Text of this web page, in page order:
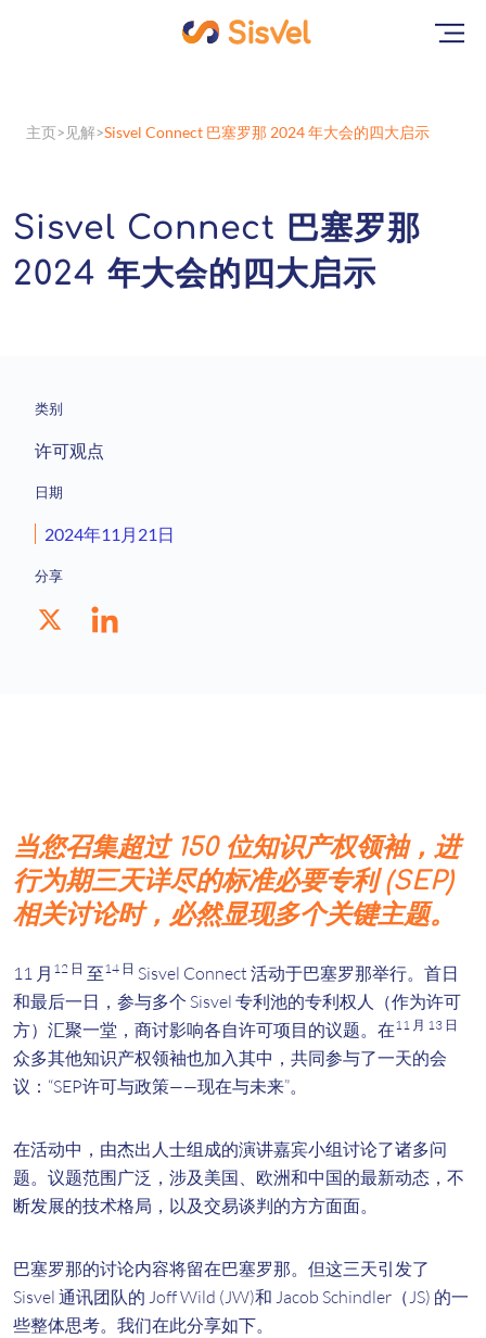
主页 见解 Sisvel Connect 巴塞罗那 2024 年大会的四大启示
Sisvel Connect 巴塞罗那
2024 年大会的四大启示
类别
许可观点
日期
2024年11月21日
分享
当您召集超过 150 位知识产权领袖，进
行为期三天详尽的标准必要专利 (SEP)
相关讨论时，必然显现多个关键主题。
11 月 12 日 至14 日 Sisvel Connect 活动于巴塞罗那举行。首日
和最后一日，参与多个 Sisvel 专利池的专利权人（作为许可
方）汇聚一堂，商讨影响各自许可项目的议题。在11 月 13 日
众多其他知识产权领袖也加入其中，共同参与了一天的会
议：“SEP许可与政策——现在与未来”。
在活动中，由杰出人士组成的演讲嘉宾小组讨论了诸多问
题。议题范围广泛，涉及美国、欧洲和中国的最新动态，不
断发展的技术格局，以及交易谈判的方方面面。
巴塞罗那的讨论内容将留在巴塞罗那。但这三天引发了
Sisvel 通讯团队的 Joff Wild (JW)​和 Jacob Schindler（JS) 的一
些整体思考。我们在此分享如下。